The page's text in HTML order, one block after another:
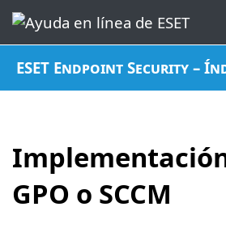
ESET Endpoint Security –
GPO o SCCM